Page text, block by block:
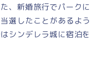
、新婚旅行でパークに
選したことがあるよう
シンデレラ城に宿泊を